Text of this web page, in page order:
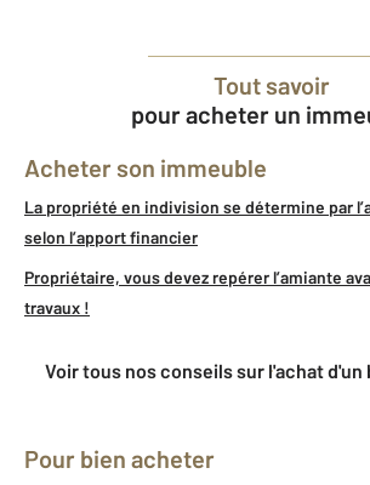
Tout savoir
pour acheter un
Acheter son immeuble
La propriété en indivision se détermine par
selon l’apport financier
Propriétaire, vous devez repérer l’amiante
travaux !
Voir tous nos conseils sur l'achat
Pour bien acheter